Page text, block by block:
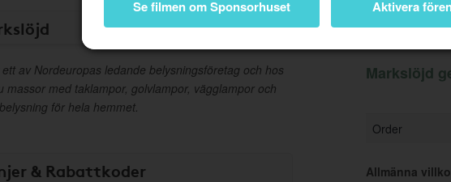
Se filmen om Sponsorhuset Aktivera
av Nordeuropas ledande belysningsföretag och hos
massor med taklampor, golvlampor, vägglampor och
för hela hemmet.
& Rabattkoder
Markslöjd
Order
Allmänna